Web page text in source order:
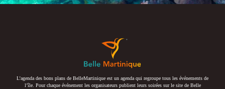
L’agenda des bons plans de BelleMartinique est un agenda qui regroupe tous les événements de
l’île. Pour chaque événement les organisateurs publient leurs soirées sur le site de Belle